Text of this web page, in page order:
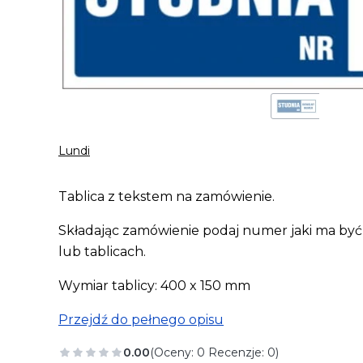
Lundi
Tablica z tekstem na zamówienie.
Składając zamówienie podaj numer jaki ma
lub tablicach.
Wymiar tablicy: 400 x 150 mm
Przejdź do pełnego opisu
0.00(Oceny: 0 Recenzje: 0)